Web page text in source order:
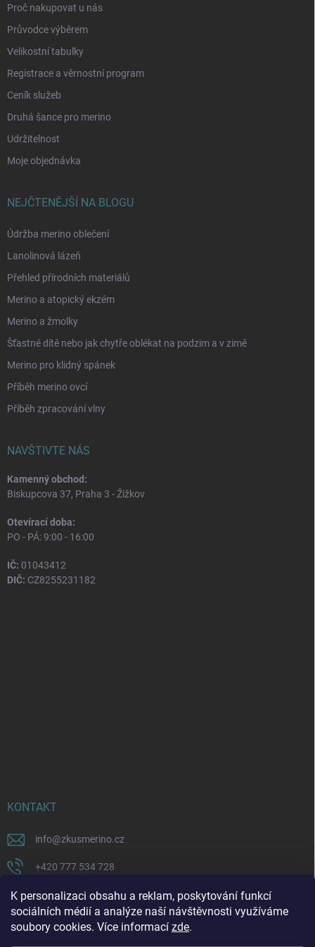
K personalizaci obsahu a reklam, poskytování funkcí
sociálních médií a analýze naší návštěvnosti využíváme
soubory cookies. Více informací zde.
Proč nakupovat u nás
Průvodce výběrem
Velikostní tabulky
Registrace a věrnostní program
Ceník služeb
Druhá šance pro merino
Udržitelnost
Moje objednávka
NEJČTENĚJŠÍ NA BLOGU
Údržba merino oblečení
Lanolinová lázeň
Přehled přírodních materiálů
Merino a atopický ekzém
Merino a žmolky
Šťastné dítě nebo jak chytře oblékat na podzim a v zimě
Merino pro klidný spánek
Příběh merino ovcí
Příběh zpracování vlny
NAVŠTIVTE NÁS
Kamenný obchod:
Biskupcova 37, Praha 3 - Žižkov
Otevírací doba:
PO - PÁ: 9:00 - 16:00
IČ: 01043412
DIČ: CZ8255231182
KONTAKT
info@zkusmerino.cz
+420 777 534 728
https://www.facebook.com/zkusmerino/
zkusmerino.cz